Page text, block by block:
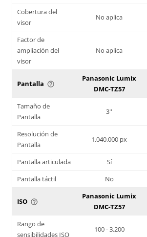
Cobertura del
visor
No aplica
Factor de
ampliación del
visor
No aplica
Pantalla help_outline
Panasonic Lumix
DMC-TZ57
Tamaño de
Pantalla
3''
Resolución de
Pantalla
1.040.000 px
Pantalla articulada Sí
Pantalla táctil
No
ISO help_outline
Panasonic Lumix
DMC-TZ57
Rango de
sensibilidades ISO
100 - 3.200